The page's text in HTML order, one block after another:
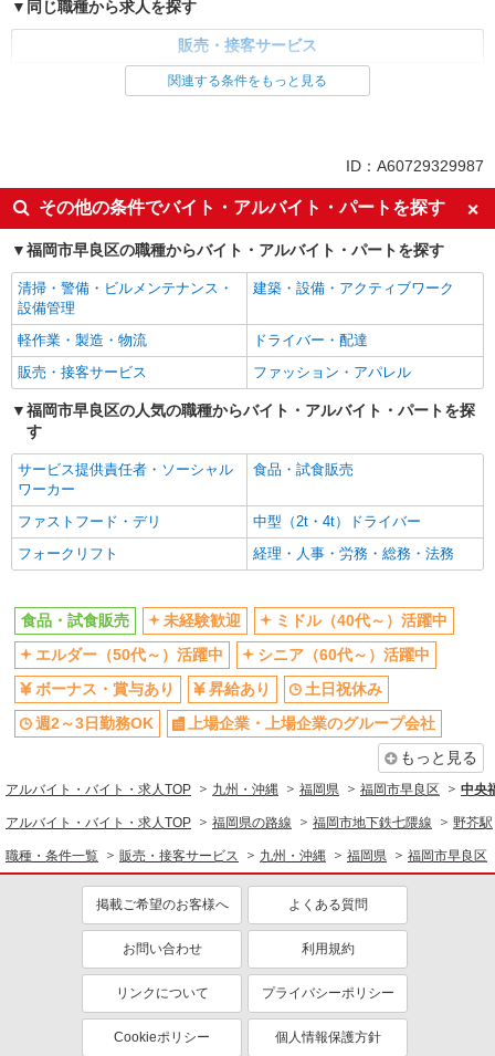
同じ職種から求人を探す
販売・接客サービス
ボーナス・賞与あり
土日祝休み
週2～3日勤務OK
上場企業・上場企業のグループ会
車通勤OK
扶養内勤務OK
副業・WワークOK
関連する条件をもっと見る
ID：A60729329987
その他の条件でバイト・アルバイト・パートを探す
福岡市早良区の職種からバイト・アルバイト・パートを探す
清掃・警備・ビルメンテナンス・
設備管理
建築・設備・アクティブワーク
軽作業・製造・物流
ドライバー・配達
販売・接客サービス
ファッション・アパレル
福岡市早良区の人気の職種からバイト・アルバイト・パートを探
す
サービス提供責任者・ソーシャル
ワーカー
食品・試食販売
ファストフード・デリ
中型（2t・4t）ドライバー
フォークリフト
経理・人事・労務・総務・法務
食品・試食販売 未経験歓迎
ミドル（40代～）活躍中
エルダー（50代～）活躍中
シニア（60代～）活躍中
ボーナス・賞与あり
昇給あり
土日祝休み
週2～3日勤務OK
上場企業・上場企業のグループ会社
もっと見る
アルバイト・バイト・求人TOP 九州・沖縄 福岡県 福岡市早良区 中央
アルバイト・バイト・求人TOP 福岡県の路線 福岡市地下鉄七隈線 野芥駅
職種・条件一覧 販売・接客サービス 九州・沖縄 福岡県 福岡市早良区
掲載ご希望のお客様へ よくある質問
お問い合わせ 利用規約
リンクについて プライバシーポリシー
Cookieポリシー 個人情報保護方針